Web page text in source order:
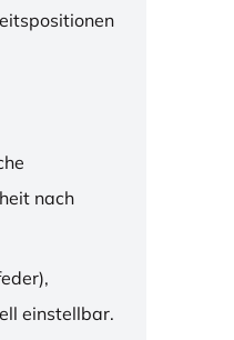
nach
einstellbar.